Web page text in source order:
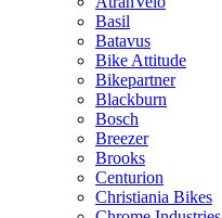
Basil
Batavus
Bike Attitude
Bikepartner
Blackburn
Bosch
Breezer
Brooks
Centurion
Christiania Bikes